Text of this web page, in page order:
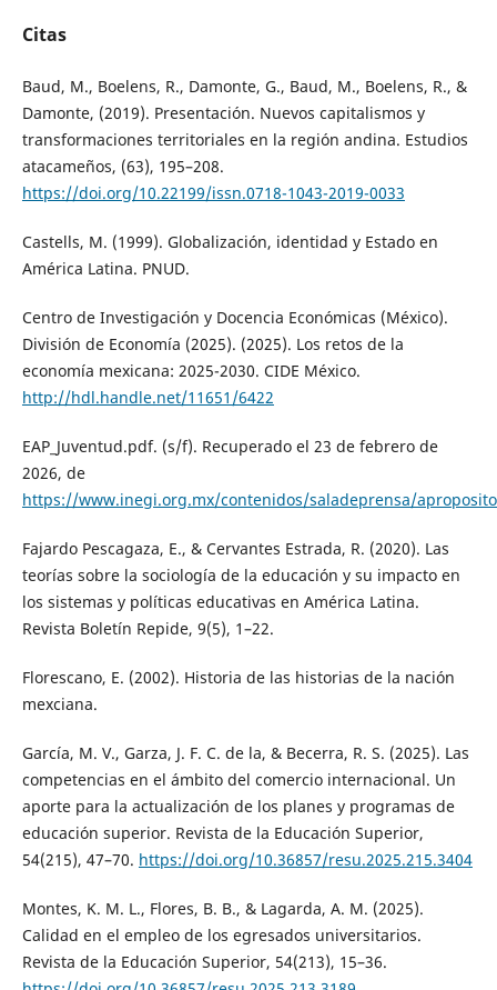
Citas
Baud, M., Boelens, R., Damonte, G., Baud, M., Boelens, R., &
Damonte, (2019). Presentación. Nuevos capitalismos y
transformaciones territoriales en la región andina. Estudios
atacameños, (63), 195–208.
https://doi.org/10.22199/issn.0718-1043-2019-0033
Castells, M. (1999). Globalización, identidad y Estado en
América Latina. PNUD.
Centro de Investigación y Docencia Económicas (México).
División de Economía (2025). (2025). Los retos de la
economía mexicana: 2025-2030. CIDE México.
http://hdl.handle.net/11651/6422
EAP_Juventud.pdf. (s/f). Recuperado el 23 de febrero de
2026, de
https://www.inegi.org.mx/contenidos/saladeprensa/
Fajardo Pescagaza, E., & Cervantes Estrada, R. (2020). Las
teorías sobre la sociología de la educación y su impacto en
los sistemas y políticas educativas en América Latina.
Revista Boletín Repide, 9(5), 1–22.
Florescano, E. (2002). Historia de las historias de la nación
mexciana.
García, M. V., Garza, J. F. C. de la, & Becerra, R. S. (2025). Las
competencias en el ámbito del comercio internacional. Un
aporte para la actualización de los planes y programas de
educación superior. Revista de la Educación Superior,
54(215), 47–70. https://doi.org/10.36857/resu.2025.215.3404
Montes, K. M. L., Flores, B. B., & Lagarda, A. M. (2025).
Calidad en el empleo de los egresados universitarios.
Revista de la Educación Superior, 54(213), 15–36.